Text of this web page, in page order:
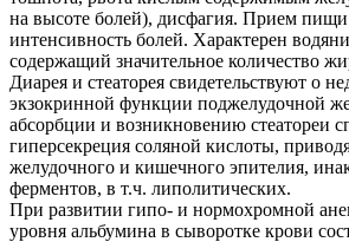
на высоте болей), дисфагия. Прием
интенсивность болей. Характерен
содержащий значительное количество
Диарея и стеаторея свидетельствуют о
экзокринной функции поджелудочной
абсорбции и возникновению стеатореи
гиперсекреция соляной кислоты,
желудочного и кишечного эпителия,
ферментов, в т.ч. липолитических.
При развитии гипо- и нормохромной
уровня альбумина в сыворотке крови